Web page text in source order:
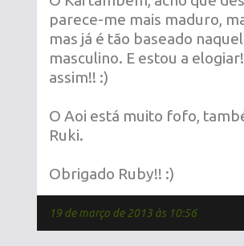
parece-me mais maduro,
mas já é tão baseado
masculino. E estou a
assim!! :)
O Aoi está muito fofo,
Ruki.
Obrigado Ruby!! :)
19 de março de 2013 às 10:56